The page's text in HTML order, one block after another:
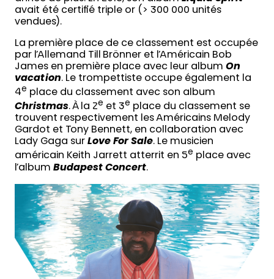
avait été certifié triple or (> 300 000 unités
vendues).
La première place de ce classement est occupée
par l’Allemand Till Brönner et l’Américain Bob
James en première place avec leur album On
vacation. Le trompettiste occupe également la
4e place du classement avec son album
Christmas. À la 2e et 3e place du classement se
trouvent respectivement les Américains Melody
Gardot et Tony Bennett, en collaboration avec
Lady Gaga sur Love For Sale. Le musicien
américain Keith Jarrett atterrit en 5e place avec
l’album Budapest Concert.